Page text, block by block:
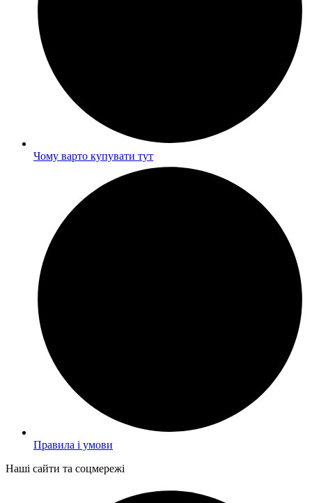
Чому варто купувати тут
Правила і умови
Наші сайти та соцмережі